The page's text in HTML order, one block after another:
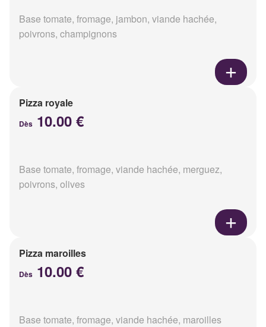
Base tomate, fromage, jambon, viande hachée,
poivrons, champignons
Pizza royale
Dès 10.00 €
Base tomate, fromage, viande hachée, merguez,
poivrons, olives
Pizza maroilles
Dès 10.00 €
Base tomate, fromage, viande hachée, maroilles